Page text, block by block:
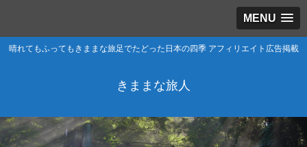
MENU
晴れてもふってもきままな旅足でたどった日本の四季 アフィリエイト広告掲載
きままな旅人